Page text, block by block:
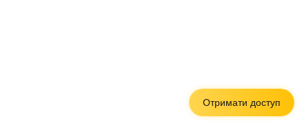
Отримати доступ